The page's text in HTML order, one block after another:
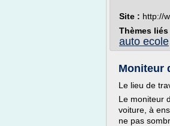
Site : http://
Thèmes liés
auto ecole
Moniteur
Le lieu de
Le moniteur
voiture, à
ne pas